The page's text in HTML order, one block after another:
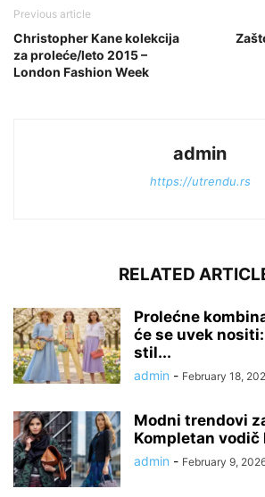
Previous article
Christopher Kane kolekcija
za proleće/leto 2015 –
London Fashion Week
admin
https://utrendu.rs
RELATED
Prolećne
će se uvek
stil...
admin - February 18,
Modni trendovi
Kompletan vodič
admin - February 9,